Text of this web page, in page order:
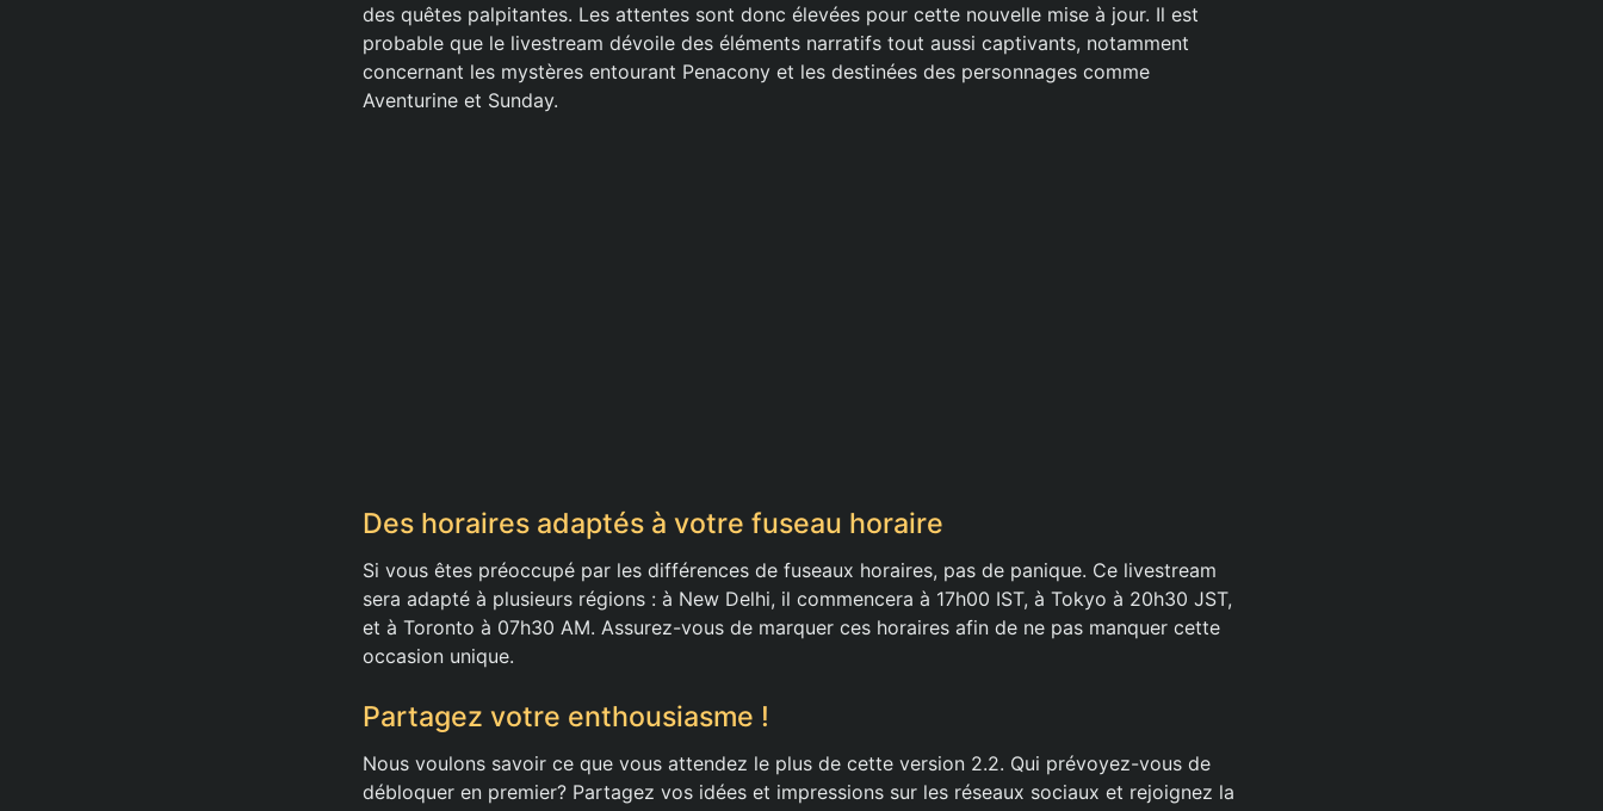
des quêtes palpitantes. Les attentes sont donc élevées pour cette nouvelle mise à jour. Il est
probable que le livestream dévoile des éléments narratifs tout aussi captivants, notamment
concernant les mystères entourant Penacony et les destinées des personnages comme
Aventurine et Sunday.
Des horaires adaptés à votre fuseau horaire
Si vous êtes préoccupé par les différences de fuseaux horaires, pas de panique. Ce livestream
sera adapté à plusieurs régions : à New Delhi, il commencera à 17h00 IST, à Tokyo à 20h30 JST,
et à Toronto à 07h30 AM. Assurez-vous de marquer ces horaires afin de ne pas manquer cette
occasion unique.
Partagez votre enthousiasme !
Nous voulons savoir ce que vous attendez le plus de cette version 2.2. Qui prévoyez-vous de
débloquer en premier? Partagez vos idées et impressions sur les réseaux sociaux et rejoignez la